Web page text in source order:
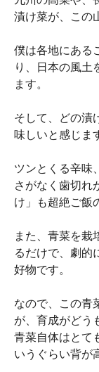
漬け菜が、この
僕は各地にある
り、日本の風土
ます。
そして、どの漬
味しいと感じま
ツンとくる辛味
さがなく歯切れ
け」も超絶ご飯
また、青菜を栽
るだけで、劇的
好物です。
なので、この青
が、育成がどう
青菜自体はとて
いうぐらい背が